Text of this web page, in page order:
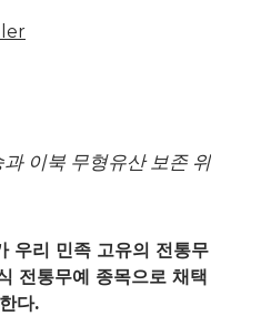
이북 무형유산 보존 위
우리 민족 고유의 전통무
전통무예 종목으로 채택
다.